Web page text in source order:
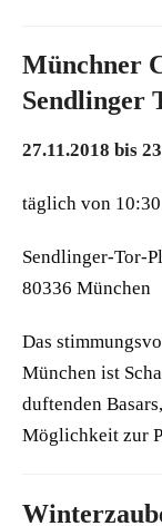
Münchner
Sendlinger
27.11.2018 bis
täglich von
Sendlinger-Tor-
80336 München
Das
München ist
duftenden
Möglichkeit zur